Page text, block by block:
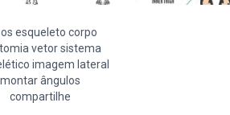
esqueleto corpo
vetor sistema
imagem lateral
montar ângulos
compartilhe